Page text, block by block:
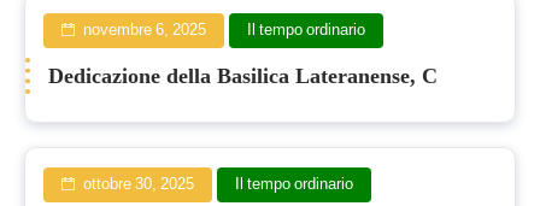
novembre 6, 2025 Il tempo ordinario
Dedicazione della Basilica Lateranense, C
ottobre 30, 2025 Il tempo ordinario